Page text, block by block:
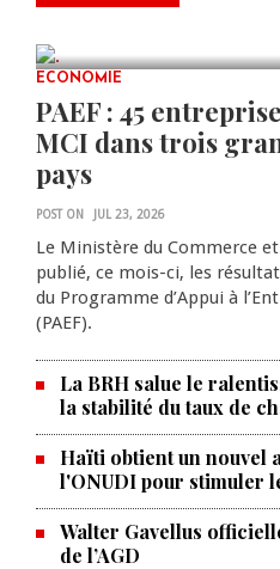
0 COMMENTS
ECONOMIE
PAEF : 45
MCI dans trois
pays
POST ON JUL 23, 2026
Le Ministère du Commerce
publié, ce mois-ci, les
du Programme d’Appui à
(PAEF).
La BRH salue le
la stabilité du taux de
Haïti obtient un nouvel
l'ONUDI pour stimuler
Walter Gavellus
de l’AGD